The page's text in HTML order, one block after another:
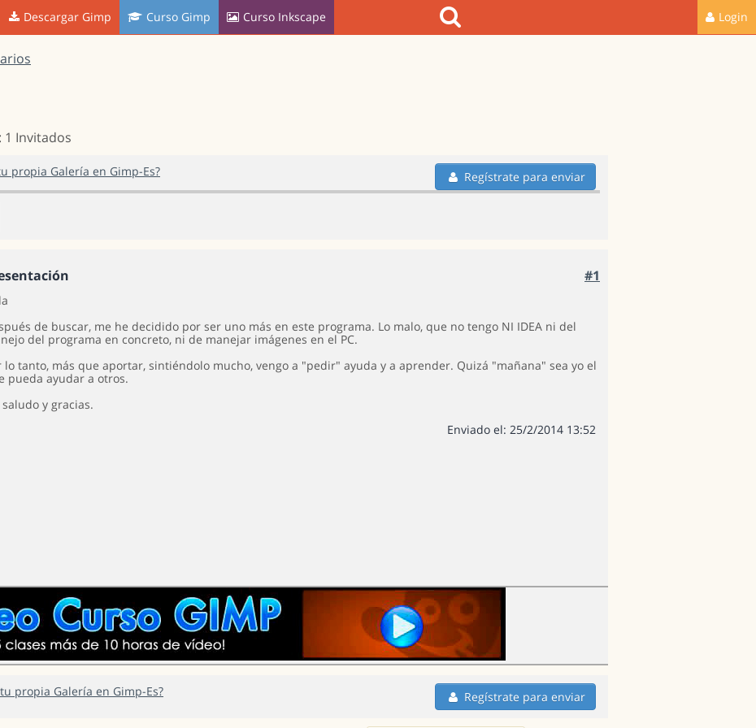
Descargar Gimp Curso Gimp Curso Inkscape Login
1 Invitados
propia Galería en Gimp-Es? Regístrate para enviar
#1
de buscar, me he decidido por ser uno más en este programa. Lo malo, que no tengo NI IDEA ni del
del programa en concreto, ni de manejar imágenes en el PC.
lo tanto, más que aportar, sintiéndolo mucho, vengo a "pedir" ayuda y a aprender. Quizá "mañana" sea yo el
pueda ayudar a otros.
saludo y gracias.
Enviado el: 25/2/2014 13:52
propia Galería en Gimp-Es? Regístrate para enviar